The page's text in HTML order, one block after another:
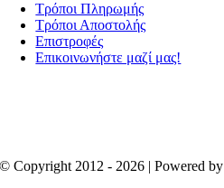
Τρόποι Πληρωμής
Τρόποι Αποστολής
Επιστροφές
Επικοινωνήστε μαζί μας!
© Copyright 2012 - 2026 | Powered by